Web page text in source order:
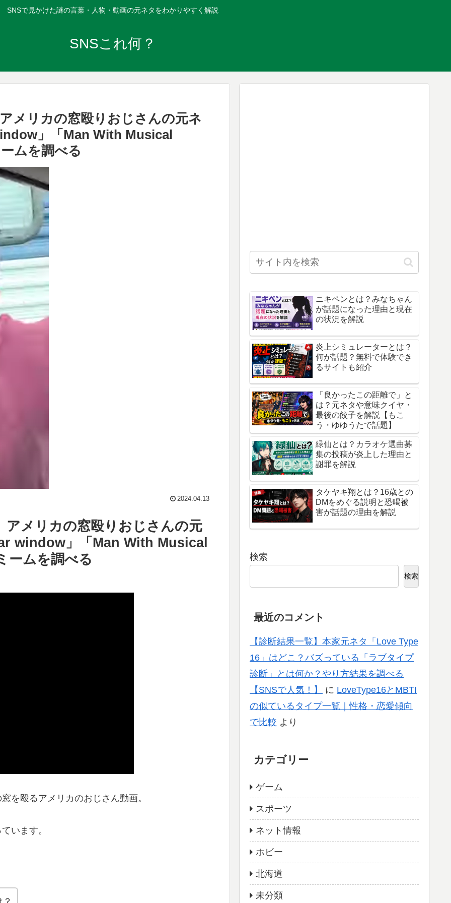
SNSで見かけた謎の言葉・人物・動画の元ネタをわかりやすく解説
SNSこれ何？
メリカの窓殴りおじさんの元ネ
」「Man With Musical
ムを調べる
2024.04.13
メリカの窓殴りおじさんの元
window」「Man With Musical
ームを調べる
を殴るアメリカのおじさん動画。
います。
ニキペンとは？みなちゃん
が話題になった理由と現在
の状況を解説
炎上シミュレーターとは？
何が話題？無料で体験でき
るサイトも紹介
「良かったこの距離で」と
は？元ネタや意味クイヤ・
最後の餃子を解説【もこ
う・ゆゆうたで話題】
緑仙とは？カラオケ選曲募
集の投稿が炎上した理由と
謝罪を解説
タケヤキ翔とは？16歳との
DMをめぐる説明と恐喝被
害が話題の理由を解説
検索
検索
最近のコメント
【診断結果一覧】本家元ネタ「Love Type
16」はどこ？バズっている「ラブタイプ
診断」とは何か？やり方結果を調べる
【SNSで人気！】
に LoveType16とMBTI
の似ているタイプ一覧｜性格・恋愛傾向
で比較 より
カテゴリー
ゲーム
スポーツ
ネット情報
ホビー
北海道
未分類